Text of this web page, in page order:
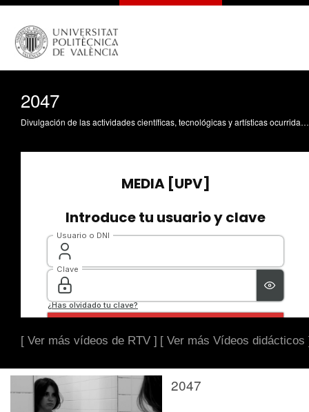
2047
Divulgación de las actividades científicas, tecnológicas y artísticas ocurridas en los tres campus de la UPV
[ Ver más vídeos de RTV ] [ Ver más Vídeos didácticos
2047